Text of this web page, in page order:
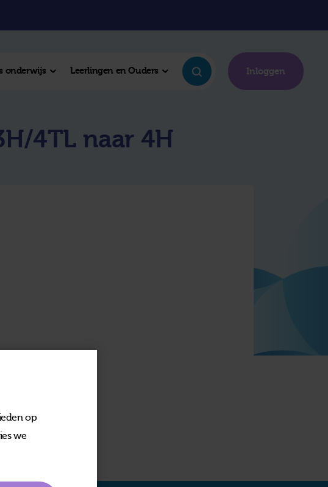
onderwijs Leerlingen en Ouders Inloggen
4TL naar 4H
op
we